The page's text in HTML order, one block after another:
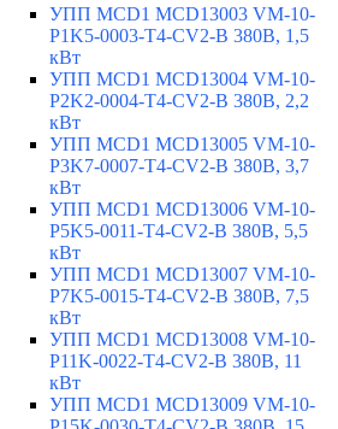
УПП MCD1 MCD13003 VM-10-
P1K5-0003-T4-CV2-B 380В, 1,5
кВт
УПП MCD1 MCD13004 VM-10-
P2K2-0004-T4-CV2-B 380В, 2,2
кВт
УПП MCD1 MCD13005 VM-10-
P3K7-0007-T4-CV2-B 380В, 3,7
кВт
УПП MCD1 MCD13006 VM-10-
P5K5-0011-T4-CV2-B 380В, 5,5
кВт
УПП MCD1 MCD13007 VM-10-
P7K5-0015-T4-CV2-B 380В, 7,5
кВт
УПП MCD1 MCD13008 VM-10-
P11K-0022-T4-CV2-B 380В, 11
кВт
УПП MCD1 MCD13009 VM-10-